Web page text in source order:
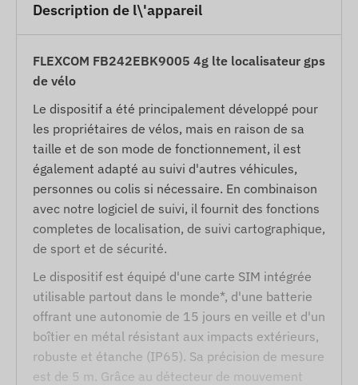
Description de l\'appareil
FLEXCOM FB242EBK9005 4g lte localisateur gps
de vélo
Le dispositif a été principalement développé pour
les propriétaires de vélos, mais en raison de sa
taille et de son mode de fonctionnement, il est
également adapté au suivi d'autres véhicules,
personnes ou colis si nécessaire. En combinaison
avec notre logiciel de suivi, il fournit des fonctions
completes de localisation, de suivi cartographique,
de sport et de sécurité.
Le dispositif est équipé d'une carte SIM intégrée
utilisable partout dans le monde*, d'une batterie
offrant une autonomie de 15 jours en veille et d'un
boîtier en métal résistant aux impacts extérieurs,
robuste et étanche (IP65). Sa précision de mesure
est de 5 m. Grâce au détecteur de mouvement